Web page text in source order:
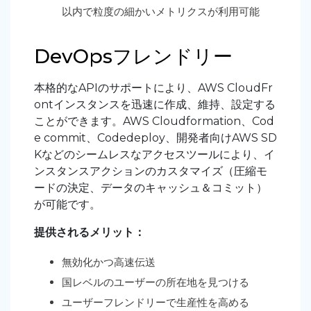
以内で粒度の細かいメトリクスが利用可能
DevOpsフレンドリー
本格的なAPIのサポートにより、AWS CloudFr
ontインスタンスを迅速に作成、維持、設定する
ことができます。AWS Cloudformation、Cod
e commit、Codedeploy、開発者向けAWS SD
Kなどのシームレスなアクセスツールにより、イ
ンスタンスアクションのカスタマイズ（圧縮モ
ードの決定、データのキャッシュ＆コミット）
が可能です。
提供されるメリット：
無効化かつ高速伝送
国レベルのユーザーの所在地を見つける
ユーザーフレンドリーで生産性を高める